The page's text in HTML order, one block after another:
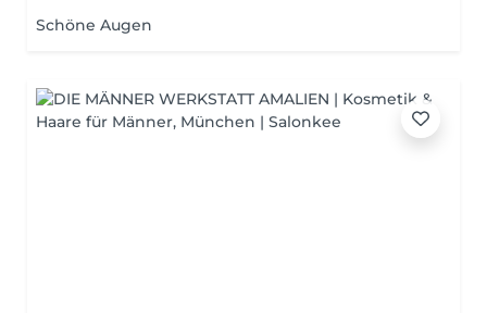
Schöne Augen